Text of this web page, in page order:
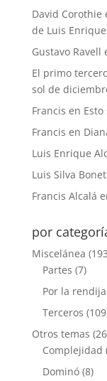
David Corothie
de Luis
Gustavo Ravell
El primo
sol de
Francis en
Francis en
Luis Enrique
Luis Silva Bonet
Francis Alcalá
por
Miscelánea
Partes (7)
Por la rendija
Terceros
Otros temas
Complejidad
Dominó(8)